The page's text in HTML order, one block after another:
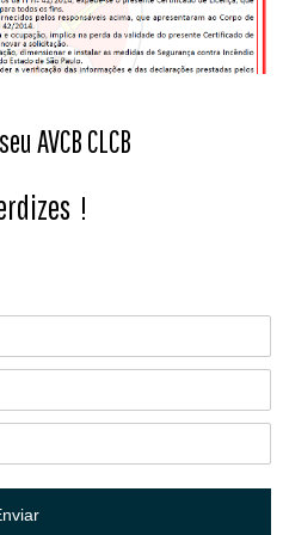
AVCB CLCB
!